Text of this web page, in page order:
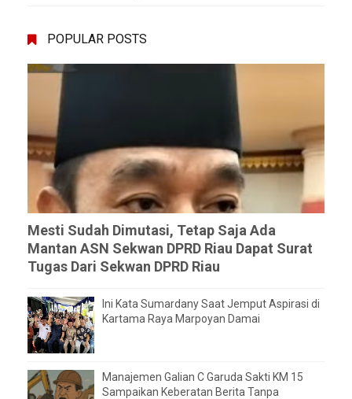
POPULAR POSTS
Mesti Sudah Dimutasi, Tetap Saja Ada
Mantan ASN Sekwan DPRD Riau Dapat Surat
Tugas Dari Sekwan DPRD Riau
Ini Kata Sumardany Saat Jemput Aspirasi di
Kartama Raya Marpoyan Damai
Manajemen Galian C Garuda Sakti KM 15
Sampaikan Keberatan Berita Tanpa